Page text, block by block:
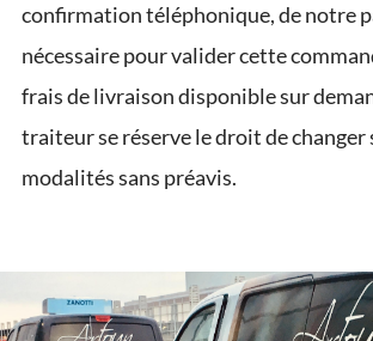
confirmation téléphonique, de notre
nécessaire pour valider cette
frais de livraison disponible sur
traiteur se réserve le droit de changer
modalités sans préavis.